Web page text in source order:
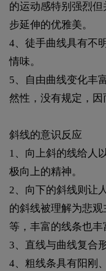
的运动感特别强烈
步延伸的优雅美。
4、徒手曲线具有不
情味。
5、自由曲线变化丰
然性，没有规定，因
斜线的意识反应
1、向上斜的线给人
极向上的精神。
2、向下的斜线则让
的斜线被理解为悲
等，丰富的线条也丰
3、直线与曲线复合
4、粗线条具有阳刚